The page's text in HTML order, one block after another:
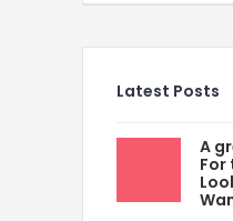
Latest Posts
A
For